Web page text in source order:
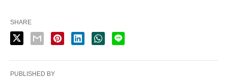
SHARE
PUBLISHED BY